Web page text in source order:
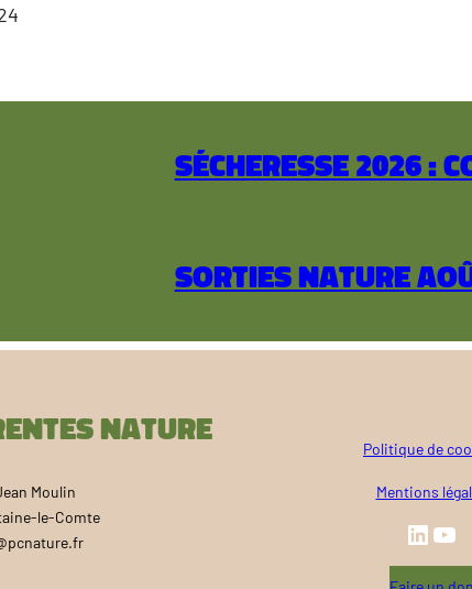
Sécheresse 2026
Sorties nature
Nature
Moulin
le-Comte
Politique de
Mentions